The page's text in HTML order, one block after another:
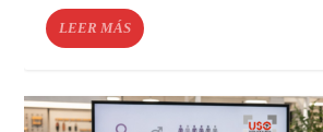
LEER MÁS